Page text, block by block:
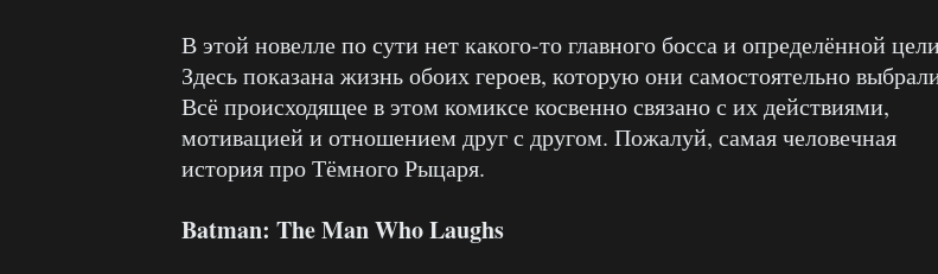
В этой новелле по сути нет какого-то главного босса и определённой
Здесь показана жизнь обоих героев, которую они самостоятельно
Всё происходящее в этом комиксе косвенно связано с их действиями,
мотивацией и отношением друг с другом. Пожалуй, самая человечная
история про Тёмного Рыцаря.
Batman: The Man Who Laughs